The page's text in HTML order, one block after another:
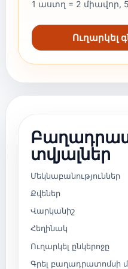
1 աստղ = 2 միավոր,
տվյալներ
Մեկնաբանություններ
Քվեներ
Վարկանիշ
Հեղինակ
Ուղարկել ընկերոջը
Գրել բաղադրատոմսի